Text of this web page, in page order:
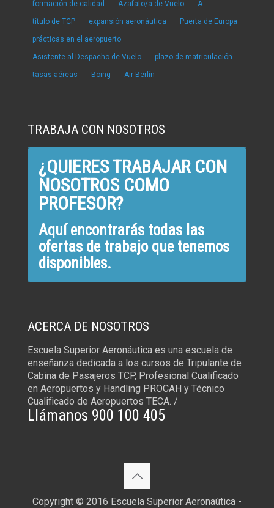
formación de calidad Azafato/a de Vuelo A
título de TCP expansión aeronáutica Puerta de Europa
prácticas en el aeropuerto
Asistente al Despacho de Vuelo plazo de matriculación
tasas aéreas Boing Air Berlín
TRABAJA CON NOSOTROS
¿QUIERES TRABAJAR CON
NOSOTROS COMO
PROFESOR?
Aquí encontrarás todas las
ofertas de trabajo que tenemos
disponibles.
ACERCA DE NOSOTROS
Escuela Superior Aeronáutica es una escuela de
enseñanza dedicada a los cursos de Tripulante de
Cabina de Pasajeros TCP, Profesional Cualificado
en Aeropuertos y Handling PROCAH y Técnico
Cualificado de Aeropuertos TECA. /
Llámanos 900 100 405
Copyright © 2016 Escuela Superior Aeronaútica -